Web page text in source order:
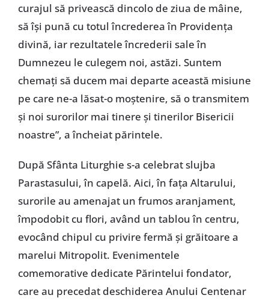
curajul să privească dincolo de ziua de mâine,
să își pună cu totul încrederea în Providența
divină, iar rezultatele încrederii sale în
Dumnezeu le culegem noi, astăzi. Suntem
chemați să ducem mai departe această misiune
pe care ne-a lăsat-o moștenire, să o transmitem
și noi surorilor mai tinere și tinerilor Bisericii
noastre”, a încheiat părintele.
După Sfânta Liturghie s-a celebrat slujba
Parastasului, în capelă. Aici, în fața Altarului,
surorile au amenajat un frumos aranjament,
împodobit cu flori, având un tablou în centru,
evocând chipul cu privire fermă și grăitoare a
marelui Mitropolit. Evenimentele
comemorative dedicate Părintelui fondator,
care au precedat deschiderea Anului Centenar